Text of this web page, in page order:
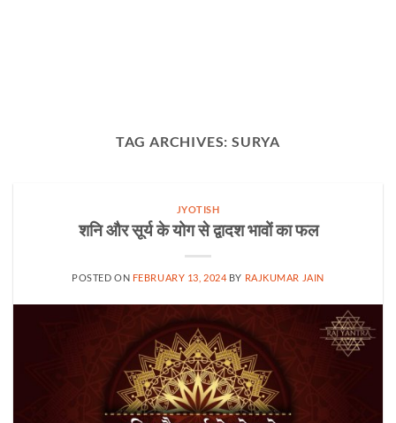
TAG ARCHIVES:SURYA
JYOTISH
शनि और सूर्य के योग से द्वादश भावों का फल
POSTED ON FEBRUARY 13, 2024 BY RAJKUMAR JAIN